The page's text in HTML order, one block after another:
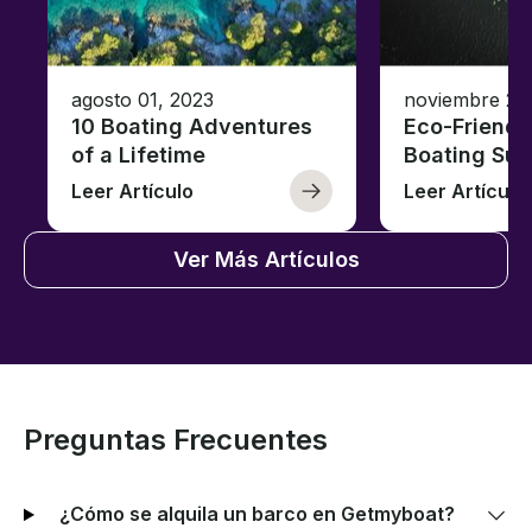
agosto 01, 2023
10 Boating Adventures
of a Lifetime
Leer Artículo
noviembre
Eco-
Boating
Leer Artículo
Ver Más Artículos
Preguntas Frecuentes
¿Cómo se alquila un barco en Getmyboat?